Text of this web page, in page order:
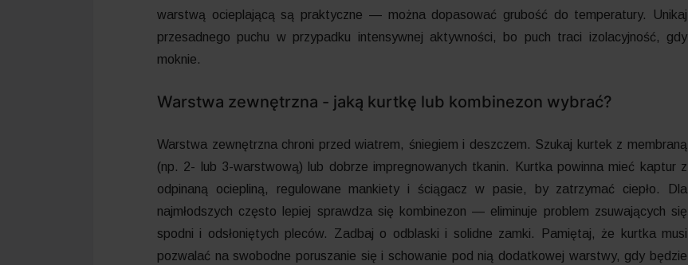
warstwą ocieplającą są praktyczne — można dopasować grubość do temperatury. Unikaj
przesadnego puchu w przypadku intensywnej aktywności, bo puch traci izolacyjność, gdy
moknie.
Warstwa zewnętrzna - jaką kurtkę lub kombinezon wybrać?
Warstwa zewnętrzna chroni przed wiatrem, śniegiem i deszczem. Szukaj kurtek z membraną
(np. 2- lub 3-warstwową) lub dobrze impregnowanych tkanin. Kurtka powinna mieć kaptur z
odpinaną ociepliną, regulowane mankiety i ściągacz w pasie, by zatrzymać ciepło. Dla
najmłodszych często lepiej sprawdza się kombinezon — eliminuje problem zsuwających się
spodni i odsłoniętych pleców. Zadbaj o odblaski i solidne zamki. Pamiętaj, że kurtka musi
pozwalać na swobodne poruszanie się i schowanie pod nią dodatkowej warstwy, gdy będzie